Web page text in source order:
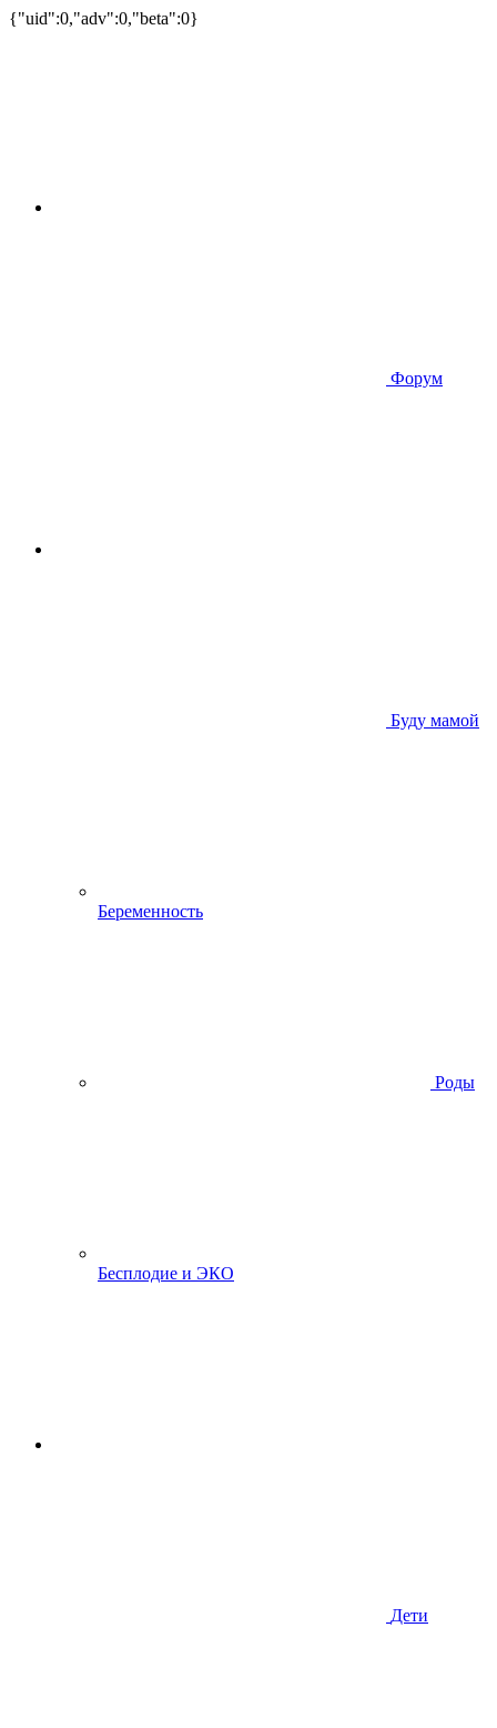
{"uid":0,"adv":0,"beta":0}
Форум
Буду мамой
Беременность
Роды
Бесплодие и ЭКО
Дети